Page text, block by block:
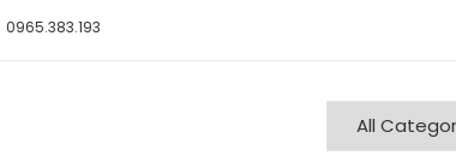
0965.383.193